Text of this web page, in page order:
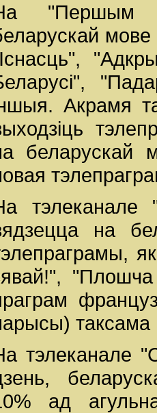
"Першым
Акрамя
беларускай
на
таксама
тэлеканале
ад